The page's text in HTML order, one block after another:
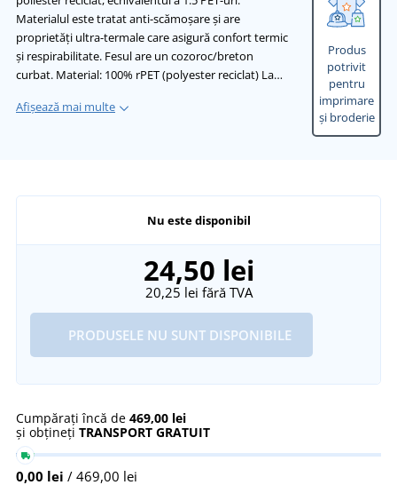
Materialul este tratat anti-scămoșare și are
proprietăți ultra-termale care asigură confort termic
și respirabilitate. Fesul are un cozoroc/breton
curbat. Material: 100% rPET (polyester reciclat) La…
Afișează mai multe
Produs
potrivit
pentru
imprimare
și broderie
Nu este disponibil
24,50 lei
20,25 lei fără TVA
PRODUSELE NU SUNT DISPONIBILE
Cumpărați încă de 469,00 lei
și obțineți TRANSPORT GRATUIT
0,00 lei / 469,00 lei